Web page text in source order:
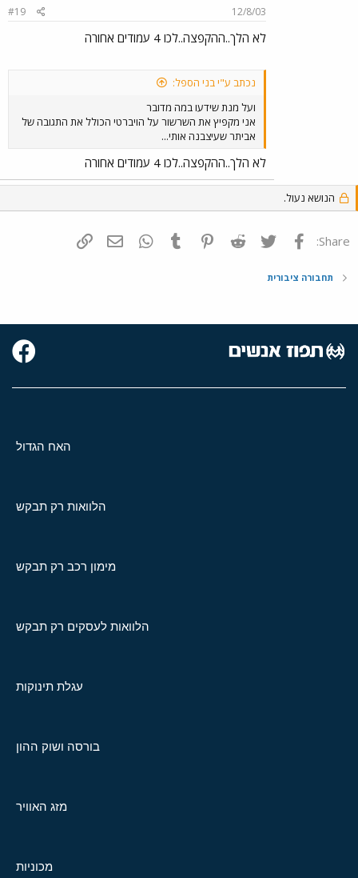
12/8/03
#19
לא הלך..ההקפצה..לכו 4 עמודים אחורה
נכתב ע"י בני הספל:
ועל מנת שידעו במה מדובר
אני מקפיץ את השרשור על הויברטי הכולל את התגובה של
אביתר שעיצבנה אותי...
לא הלך..ההקפצה..לכו 4 עמודים אחורה
הנושא נעול.
Share: פייסבוק Twitter
Reddit
Pinterest
Tumblr
WhatsAppדואר אלקטרוני
תחבורה ציבורית
האח הגדול
הלוואות רק תבקש
מימון רכב רק תבקש
הלוואות לעסקים רק תבקש
עגלת תינוקות
בורסה ושוק ההון
מזג האוויר
מכוניות